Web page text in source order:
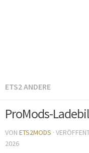
ETS2 ANDERE
ProMods-
VON ETS2MODS ·
2026